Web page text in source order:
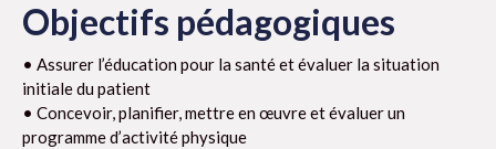
Objectifs pédagogiques
• Assurer l’éducation pour la santé et évaluer la situation
initiale du patient
• Concevoir, planifier, mettre en œuvre et évaluer un
programme d’activité physique